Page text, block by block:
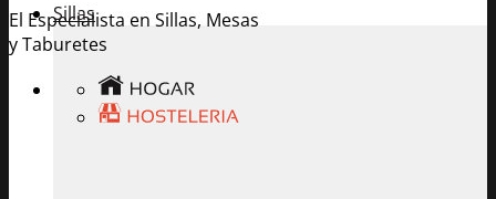
El Especialista en Sillas, Mesas
y Taburetes
Sillas